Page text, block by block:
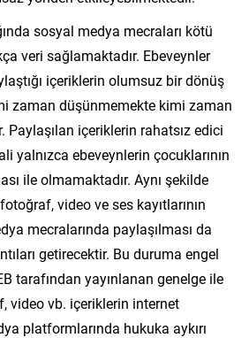
sosyal medya mecraları kötü
veri sağlamaktadır. Ebeveynler
içeriklerin olumsuz bir dönüş
zaman düşünmemekte kimi zaman
Paylaşılan içeriklerin rahatsız edici
yalnızca ebeveynlerin çocuklarının
ile olmamaktadır. Aynı şekilde
video ve ses kayıtlarının
mecralarında paylaşılması da
getirecektir. Bu duruma engel
tarafından yayınlanan genelge ile
video vb. içeriklerin internet
platformlarında hukuka aykırı